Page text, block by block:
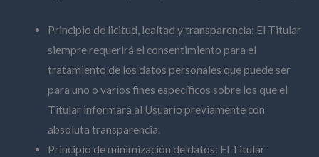
Principio de licitud, lealtad y transparencia: El Titular
siempre requerirá el consentimiento para el
tratamiento de los datos personales que puede ser
para uno o varios fines específicos sobre los que el
Titular informará al Usuario previamente con
absoluta transparencia.
Principio de minimización de datos: El Titular